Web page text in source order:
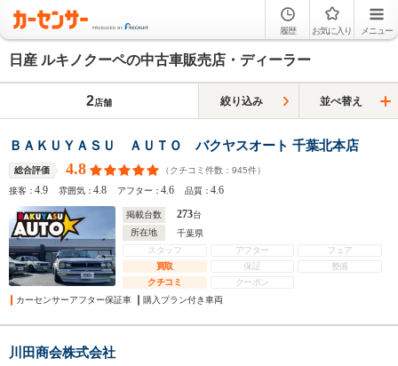
履歴 お気に入り メニュー
日産 ルキノクーペの中古車販売店・ディーラー
2店舗 絞り込み 並べ替え
ＢＡＫＵＹＡＳＵ ＡＵＴＯ バクヤスオート 千葉北本店
総合評価 4.8 （クチコミ件数： 945件）
接客：4.9 雰囲気：4.8 アフター：4.6 品質：4.6
掲載台数 273台
所在地
千葉県
スタッフ
アフター
フェア
買取
保証
整備
クチコミ
クーポン
カーセンサーアフター保証車
購入プラン付き車両
川田商会株式会社